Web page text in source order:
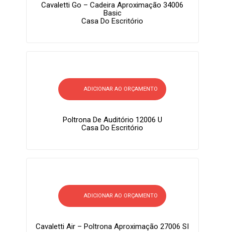
Cavaletti Go – Cadeira Aproximação 34006
Basic
Casa Do Escritório
ADICIONAR AO ORÇAMENTO
Poltrona De Auditório 12006 U
Casa Do Escritório
ADICIONAR AO ORÇAMENTO
Cavaletti Air – Poltrona Aproximação 27006 SI